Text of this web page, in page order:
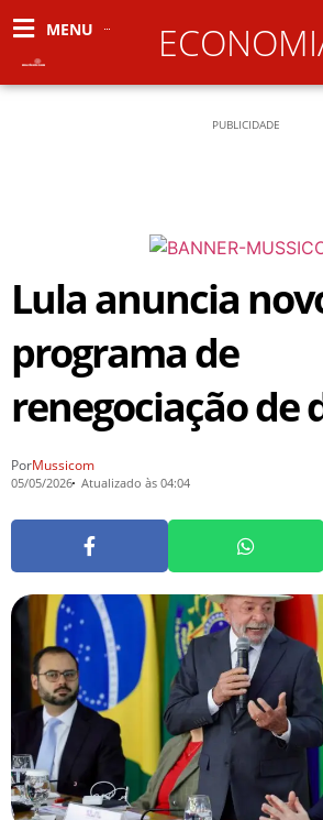
MENU
PUBLICIDADE
Lula anuncia
programa de
renegociação de
PorMussicom
05/05/2026 Atualizado às 04:04